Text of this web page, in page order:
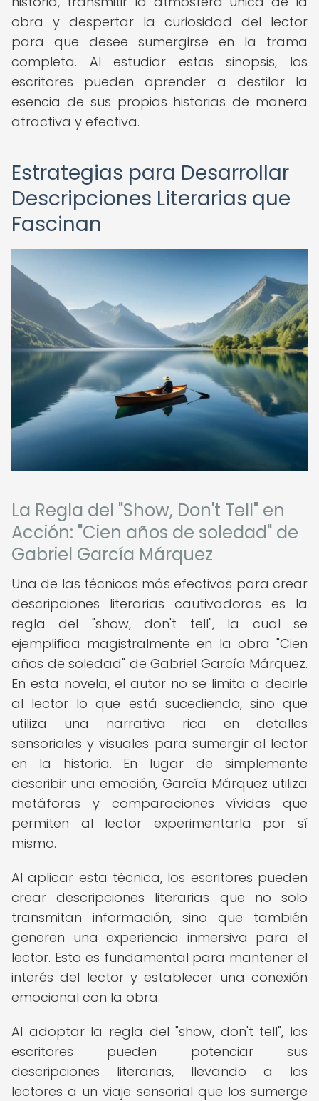
obra y despertar la curiosidad del lector
para que desee sumergirse en la trama
completa. Al estudiar estas sinopsis, los
escritores pueden aprender a destilar la
esencia de sus propias historias de manera
atractiva y efectiva.
Estrategias para Desarrollar
Descripciones Literarias que
Fascinan
La Regla del "Show, Don't Tell" en
Acción: "Cien años de soledad" de
Gabriel García Márquez
Una de las técnicas más efectivas para crear
descripciones literarias cautivadoras es la
regla del "show, don't tell", la cual se
ejemplifica magistralmente en la obra "Cien
años de soledad" de Gabriel García Márquez.
En esta novela, el autor no se limita a decirle
al lector lo que está sucediendo, sino que
utiliza una narrativa rica en detalles
sensoriales y visuales para sumergir al lector
en la historia. En lugar de simplemente
describir una emoción, García Márquez utiliza
metáforas y comparaciones vívidas que
permiten al lector experimentarla por sí
mismo.
Al aplicar esta técnica, los escritores pueden
crear descripciones literarias que no solo
transmitan información, sino que también
generen una experiencia inmersiva para el
lector. Esto es fundamental para mantener el
interés del lector y establecer una conexión
emocional con la obra.
Al adoptar la regla del "show, don't tell", los
escritores pueden potenciar sus
descripciones literarias, llevando a los
lectores a un viaje sensorial que los sumerge